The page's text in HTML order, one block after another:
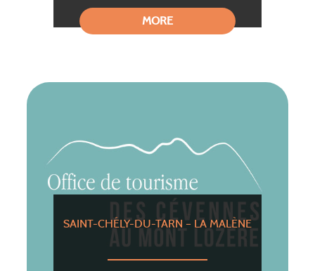
MORE
SAINT-CHÉLY-DU-TARN – LA MALÈNE